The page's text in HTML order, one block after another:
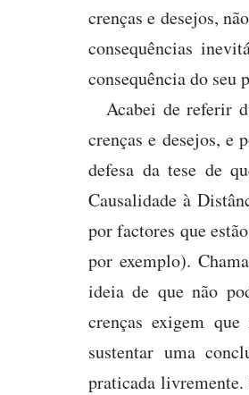
crenças e desejos,
consequências
consequência do seu
Acabei de referir
crenças e desejos, e
defesa da tese de
Causalidade à
por factores que
por exemplo).
ideia de que não
crenças exigem
sustentar uma
praticada